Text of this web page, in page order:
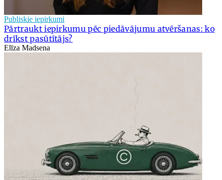
Publiskie iepirkumi
Pārtraukt iepirkumu pēc piedāvājumu atvēršanas: ko
drīkst pasūtītājs?
Elīza Madsena